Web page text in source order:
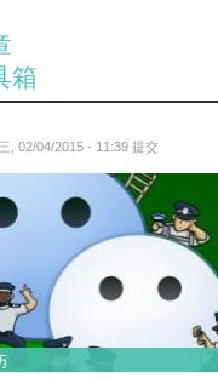
箱
, 02/04/2015 - 11:39 提交